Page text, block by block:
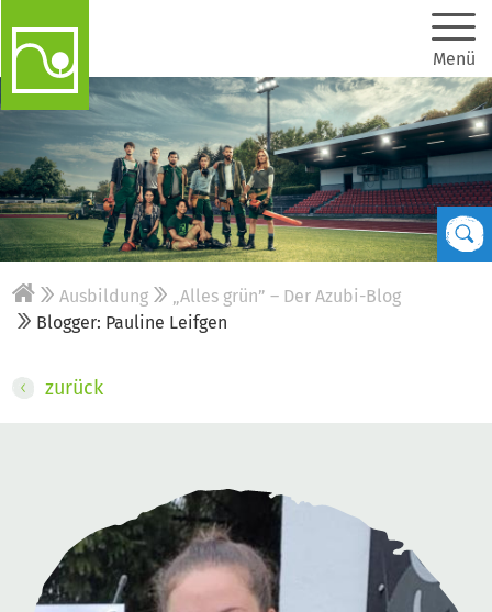
Menü
Ausbildung
„Alles grün” – Der Azubi-Blog
Blogger: Pauline Leifgen
zurück